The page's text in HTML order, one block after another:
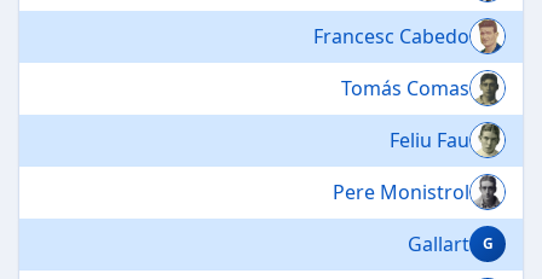
Francesc Cabedo
Tomás Comas
Feliu Fau
Pere Monistrol
Gallart
G